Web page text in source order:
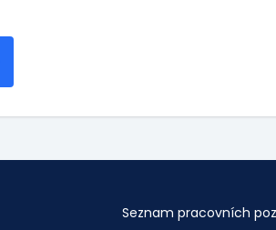
Seznam pracovních